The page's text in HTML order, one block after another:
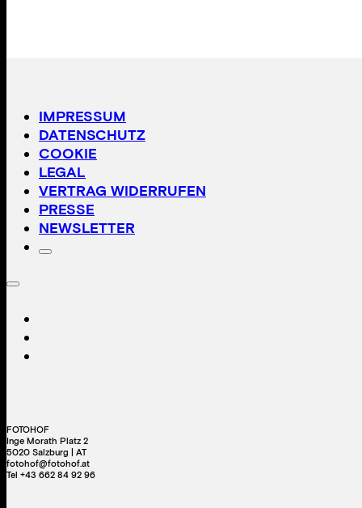
IMPRESSUM
DATENSCHUTZ
COOKIE
LEGAL
VERTRAG WIDERRUFEN
PRESSE
NEWSLETTER
FOTOHOF
Inge Morath Platz 2
5020 Salzburg | AT
fotohof@fotohof.at
Tel +43 662 84 92 96